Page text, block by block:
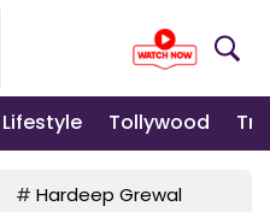
Lifestyle Tollywood
# Hardeep Grewal